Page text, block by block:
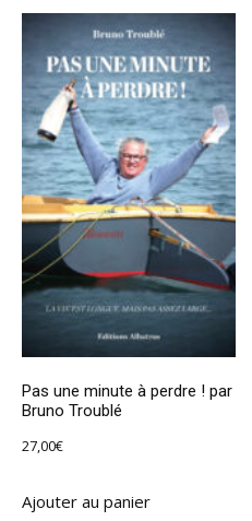
Pas une minute à perdre ! par
Bruno Troublé
27,00€
Ajouter au panier